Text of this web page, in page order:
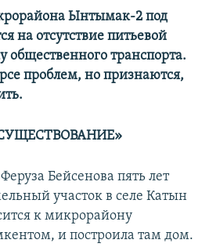
Ынтымак-2 под
на отсутствие питьевой
общественного транспорта.
проблем, но признаются,
Бейсенова пять лет
участок в селе Катын
к микрорайону
и построила там дом.